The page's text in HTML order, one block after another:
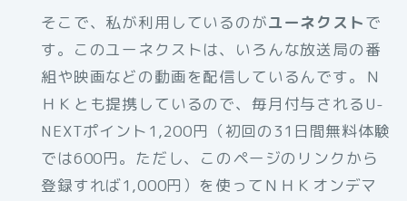
そこで、私が利用しているのがユーネクストで
す。このユーネクストは、いろんな放送局の番
組や映画などの動画を配信しているんです。Ｎ
ＨＫとも提携しているので、毎月付与されるU-
NEXTポイント1,200円（初回の31日間無料体験
では600円。ただし、このページのリンクから
登録すれば1,000円）を使ってＮＨＫオンデマ